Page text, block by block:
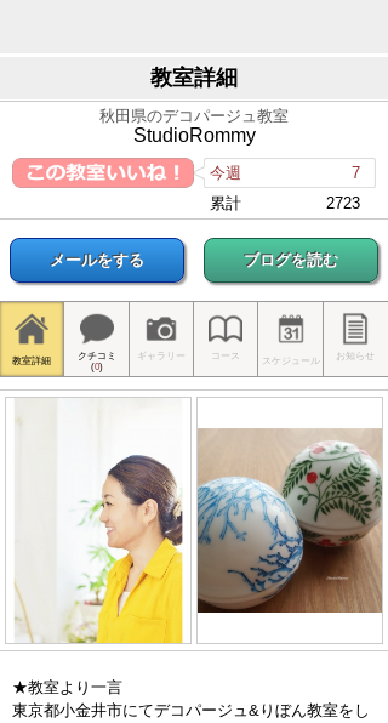
教室詳細
秋田県のデコパージュ教室
StudioRommy
今週
7
累計
2723
メールをする ブログを読む
教室詳細
クチコミ
(0)
ギャラリー コース スケジュール お知らせ
★教室より一言
東京都小金井市にてデコパージュ&りぼん教室をし